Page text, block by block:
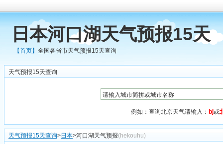
日本河口湖天气预报15天
【首页】全国各省市天气预报15天查询
天气预报15天查询
例如：查询北京天气请输入： bj或
天气预报15天查询>日本>河口湖天气预报(hekouhu)